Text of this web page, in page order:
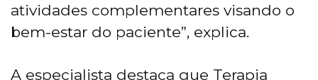
atividades complementares visando o
bem-estar do paciente”, explica.
A especialista destaca que Terapia